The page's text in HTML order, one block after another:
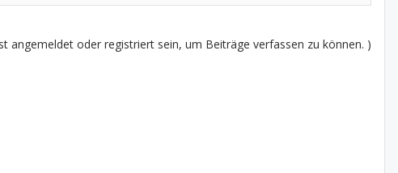
angemeldet oder registriert sein, um Beiträge verfassen zu können. )